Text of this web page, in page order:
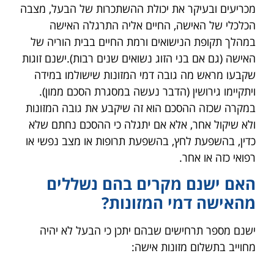
מכריעים ובעיקר את יכולת ההשתכרות של הבעל, מצבה
הכלכלי של האישה, החיים אליה התרגלה האישה
במהלך תקופת הנישואים ורמת החיים בבית הוריה של
האישה (גם אם בני הזוג נשואים שנים רבות).ישנם זוגות
שקבעו מראש מה גובה דמי המזונות שישולמו במידה
ויתקיימו גירושין (הדבר נעשה במסגרת הסכם ממון).
במקרה שכזה ההסכם הוא זה שיקבע את גובה המזונות
ולא שיקול אחר, אלא אם יתגלה כי ההסכם נחתם שלא
כדין, בהשפעת לחץ, בהשפעת תרופות או מצב נפשי או
רפואי כזה או אחר.
האם ישנם מקרים בהם נשללים
מהאישה דמי המזונות?
ישנם מספר תרחישים שבהם יתכן כי הבעל לא יהיה
מחוייב בתשלום מזונות אישה: